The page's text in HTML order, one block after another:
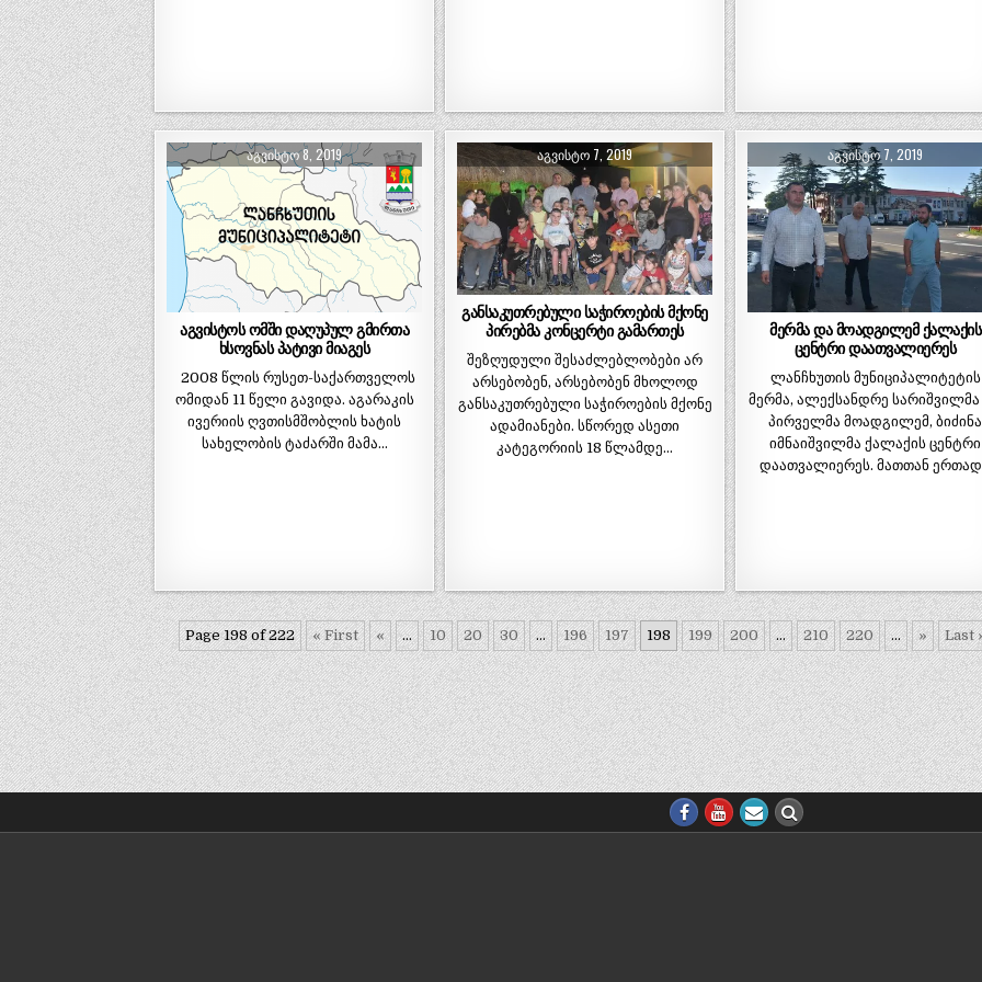
ᲐᲒᲕᲘᲡᲢᲝ 8, 2019
აგვისტოს ომში დაღუპულ გმირთა
ხსოვნას პატივი მიაგეს
2008 წლის რუსეთ-საქართველოს
ომიდან 11 წელი გავიდა. აგარაკის
ივერიის ღვთისმშობლის ხატის
სახელობის ტაძარში მამა…
ᲐᲒᲕᲘᲡᲢᲝ 7, 2019
განსაკუთრებული საჭიროების მქონე
პირებმა კონცერტი გამართეს
შეზღუდული შესაძლებლობები არ
არსებობენ, არსებობენ მხოლოდ
განსაკუთრებული საჭიროების მქონე
ადამიანები. სწორედ ასეთი
კატეგორიის 18 წლამდე…
ᲐᲒᲕᲘᲡᲢᲝ 7, 2019
მერმა და მოადგილემ ქალაქის
ცენტრი დაათვალიერეს
ლანჩხუთის მუნიციპალიტეტის
მერმა, ალექსანდრე
პირველმა მოადგილემ, ბიძინა
იმნაიშვილმა ქალაქის ცენტრი
დაათვალიერეს. მათთან
Page 198 of 222 « First « ... 10 20 30 ... 196 197 198 199 200 ... 210 220 ... » Last